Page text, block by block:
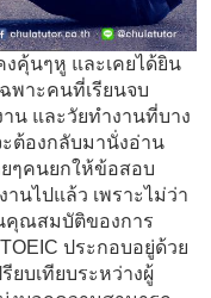
คุ้นๆหู และเคยได้ยิน
พาะคนที่เรียนจบ
น และวัยทำงานที่บาง
ต้องกลับมานั่งอ่าน
ๆคนยกให้ข้อสอบ
นไปแล้ว เพราะไม่ว่า
คุณสมบัติของการ
ประกอบอยู่ด้วย
ยบเทียบระหว่างผู้